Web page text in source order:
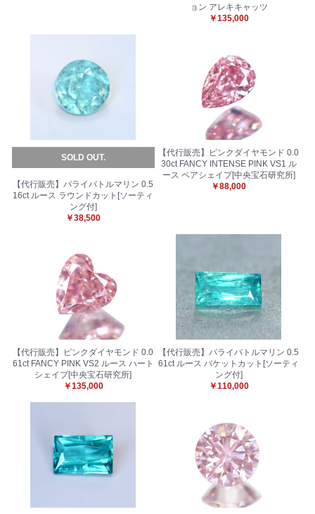
ョン アレキキャッツ
￥135,000
SOLD OUT.
【代行販売】パライバトルマリン 0.5
16ct ルース ラウンドカット[ソーティ
ング付]
￥38,500
【代行販売】ピンクダイヤモンド 0.0
30ct FANCY INTENSE PINK VS1 ル
ース ペアシェイプ[中央宝石研究所]
￥88,000
【代行販売】ピンクダイヤモンド 0.0
61ct FANCY PINK VS2 ルース ハート
シェイプ[中央宝石研究所]
￥135,000
【代行販売】パライバトルマリン 0.5
61ct ルース バケットカット[ソーティ
ング付]
￥110,000